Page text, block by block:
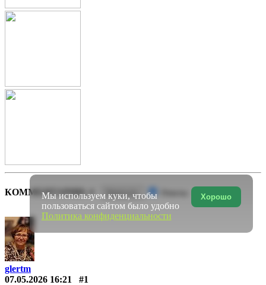
КОММЕНТАРИИ: 4 Написать
glertm
07.05.2026 16:21
#1
Хорошо
Мы используем куки, чтобы
пользоваться сайтом было удобно
Политика конфиденциальности